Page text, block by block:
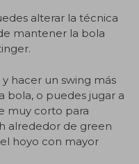
alterar la técnica
mantener la bola
hacer un swing más
bola, o puedes jugar a
muy corto para
alrededor de green
hoyo con mayor